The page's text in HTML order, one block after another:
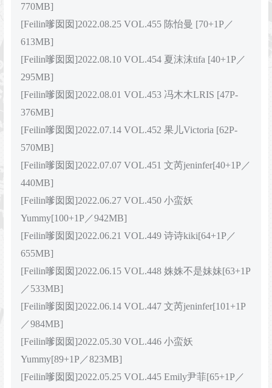
770MB]
[Feilin嗲囡囡]2022.08.25 VOL.455 陈怡曼 [70+1P／
613MB]
[Feilin嗲囡囡]2022.08.10 VOL.454 夏沫沫tifa [40+1P／
295MB]
[Feilin嗲囡囡]2022.08.01 VOL.453 冯木木LRIS [47P-
376MB]
[Feilin嗲囡囡]2022.07.14 VOL.452 果儿Victoria [62P-
570MB]
[Feilin嗲囡囡]2022.07.07 VOL.451 文芮jeninfer[40+1P／
440MB]
[Feilin嗲囡囡]2022.06.27 VOL.450 小蛮妖
Yummy[100+1P／942MB]
[Feilin嗲囡囡]2022.06.21 VOL.449 诗诗kiki[64+1P／
655MB]
[Feilin嗲囡囡]2022.06.15 VOL.448 姝姝不是妹妹[63+1P
／533MB]
[Feilin嗲囡囡]2022.06.14 VOL.447 文芮jeninfer[101+1P
／984MB]
[Feilin嗲囡囡]2022.05.30 VOL.446 小蛮妖
Yummy[89+1P／823MB]
[Feilin嗲囡囡]2022.05.25 VOL.445 Emily尹菲[65+1P／